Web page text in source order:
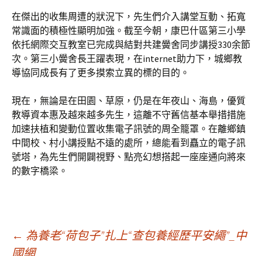
在傑出的收集周遭的狀況下，先生們介入講堂互動、拓寬
常識面的積極性顯明加強。截至今朝，康巴什區第三小學
依托網際交互教室已完成與結對共建黌舍同步講授330余節
次。第三小黌舍長王躍表現，在internet助力下，城鄉教
導協同成長有了更多摸索立異的標的目的。
現在，無論是在田園、草原，仍是在年夜山、海島，優質
教導資本惠及越來越多先生，這離不守舊信基本舉措措施
加速扶植和變動位置收集電子訊號的周全籠罩。在離鄉鎮
中間校、村小講授點不遠的處所，總能看到矗立的電子訊
號塔，為先生們開闢視野、點亮幻想搭起一座座通向將來
的數字橋梁。
文
← 為養老“荷包子”扎上“查包養經歷平安繩”_中
國網